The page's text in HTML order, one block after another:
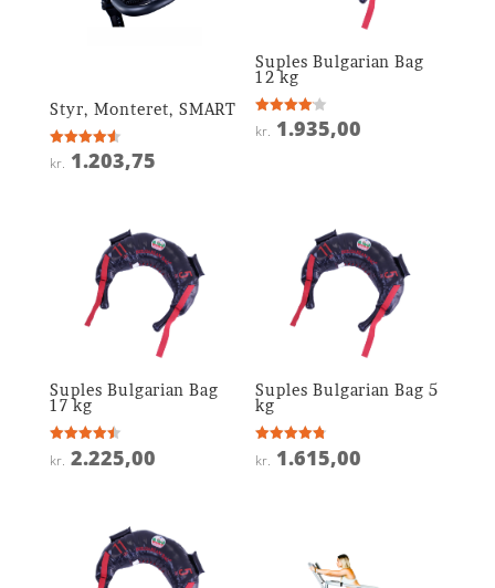
Styr, Monteret, SMART
Vurderet
4.6
kr. 1.203,75
Suples Bulgarian Bag
12 kg
Vurderet
4.1
kr. 1.935,00
Suples Bulgarian Bag
17 kg
Vurderet
4.5
kr. 2.225,00
Suples Bulgarian Bag 5
kg
Vurderet
4.8
kr. 1.615,00